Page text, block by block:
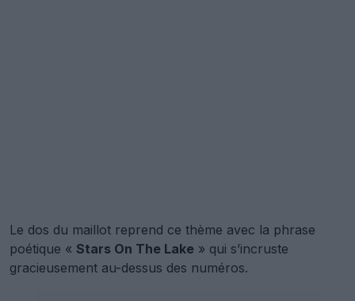
Le dos du maillot reprend ce thème avec la phrase
poétique « Stars On The Lake » qui s’incruste
gracieusement au-dessus des numéros.